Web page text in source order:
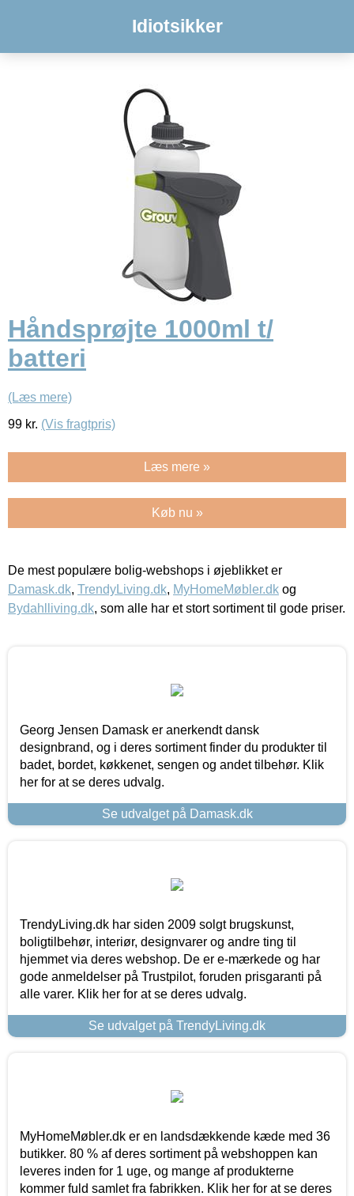
Idiotsikker
Håndsprøjte 1000ml t/
batteri
(Læs mere)
99 kr. (Vis fragtpris)
Læs mere »
Køb nu »
De mest populære bolig-webshops i øjeblikket er
Damask.dk, TrendyLiving.dk, MyHomeMøbler.dk og
Bydahlliving.dk, som alle har et stort sortiment til gode priser.
Georg Jensen Damask er anerkendt dansk
designbrand, og i deres sortiment finder du produkter til
badet, bordet, køkkenet, sengen og andet tilbehør. Klik
her for at se deres udvalg.
Se udvalget på Damask.dk
TrendyLiving.dk har siden 2009 solgt brugskunst,
boligtilbehør, interiør, designvarer og andre ting til
hjemmet via deres webshop. De er e-mærkede og har
gode anmeldelser på Trustpilot, foruden prisgaranti på
alle varer. Klik her for at se deres udvalg.
Se udvalget på TrendyLiving.dk
MyHomeMøbler.dk er en landsdækkende kæde med 36
butikker. 80 % af deres sortiment på webshoppen kan
leveres inden for 1 uge, og mange af produkterne
kommer fuld samlet fra fabrikken. Klik her for at se deres